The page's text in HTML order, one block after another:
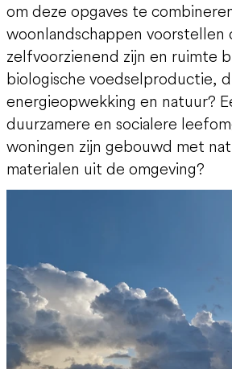
om deze opgaves te
woonlandschappen voorstellen
zelfvoorzienend zijn en ruimte
biologische voedselproductie,
energieopwekking en natuur?
duurzamere en socialere
woningen zijn gebouwd met
materialen uit de omgeving?